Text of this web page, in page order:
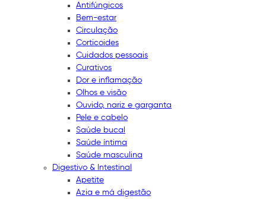
Antifúngicos
Bem-estar
Circulação
Corticoides
Cuidados pessoais
Curativos
Dor e inflamação
Olhos e visão
Ouvido, nariz e garganta
Pele e cabelo
Saúde bucal
Saúde íntima
Saúde masculina
Digestivo & Intestinal
Apetite
Azia e má digestão